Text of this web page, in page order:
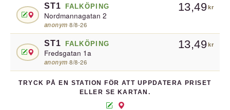
ST1 FALKÖPING
Nordmannagatan 2
anonym·8/8-26
13,49kr
ST1 FALKÖPING
Fredsgatan 1a
anonym·8/8-26
13,49kr
TRYCK PÅ EN STATION FÖR ATT UPPDATERA PRISET
ELLER SE KARTAN.